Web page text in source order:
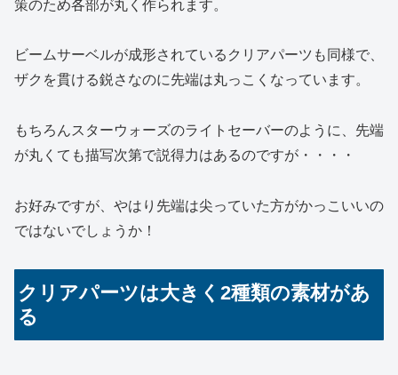
策のため各部が丸く作られます。
ビームサーベルが成形されているクリアパーツも同様で、
ザクを貫ける鋭さなのに先端は丸っこくなっています。
もちろんスターウォーズのライトセーバーのように、先端
が丸くても描写次第で説得力はあるのですが・・・・
お好みですが、やはり先端は尖っていた方がかっこいいの
ではないでしょうか！
クリアパーツは大きく2種類の素材があ
る